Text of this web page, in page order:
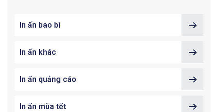
In ấn bao bì
In ấn khác
In ấn quảng cáo
In ấn mùa tết